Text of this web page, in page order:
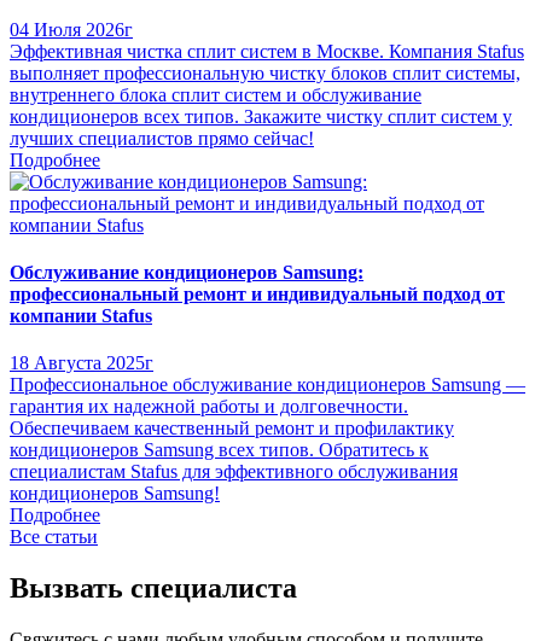
04 Июля 2026г
Эффективная чистка сплит систем в Москве. Компания Stafus
выполняет профессиональную чистку блоков сплит системы,
внутреннего блока сплит систем и обслуживание
кондиционеров всех типов. Закажите чистку сплит систем у
лучших специалистов прямо сейчас!
Подробнее
Обслуживание кондиционеров Samsung:
профессиональный ремонт и индивидуальный подход от
компании Stafus
18 Августа 2025г
Профессиональное обслуживание кондиционеров Samsung —
гарантия их надежной работы и долговечности.
Обеспечиваем качественный ремонт и профилактику
кондиционеров Samsung всех типов. Обратитесь к
специалистам Stafus для эффективного обслуживания
кондиционеров Samsung!
Подробнее
Все статьи
Вызвать специалиста